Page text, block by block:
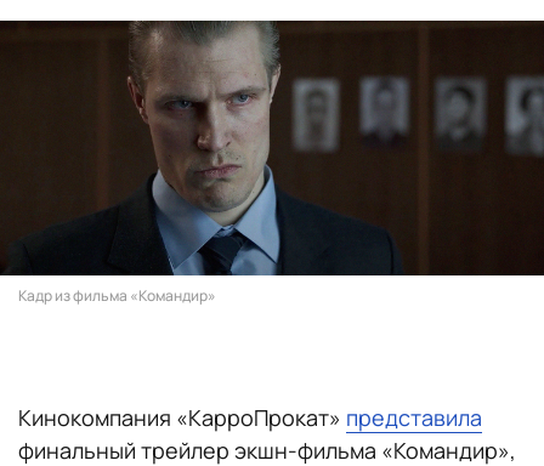
Кадр из фильма «Командир»
Кинокомпания «КарроПрокат» представила
финальный трейлер экшн-фильма «Командир»,